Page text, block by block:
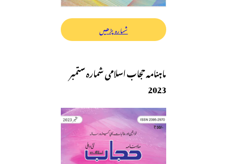
شمارہ پڑھیں
ماہنامہ حجاب اسلامی شمارہ ستمبر
2023